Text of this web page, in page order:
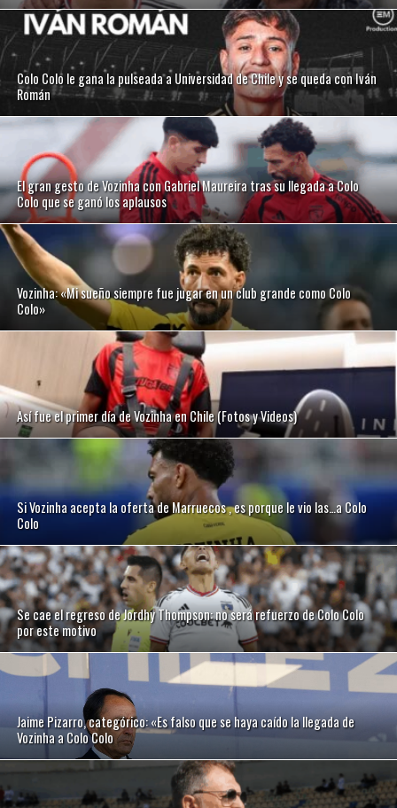
Colo Colo le gana la pulseada a Universidad de Chile y se queda con Iván
Román
El gran gesto de Vozinha con Gabriel Maureira tras su llegada a Colo
Colo que se ganó los aplausos
Vozinha: «Mi sueño siempre fue jugar en un club grande como Colo
Colo»
Así fue el primer día de Vozinha en Chile (Fotos y Videos)
Si Vozinha acepta la oferta de Marruecos , es porque le vio las…a Colo
Colo
Se cae el regreso de Jordhy Thompson: no será refuerzo de Colo Colo
por este motivo
Jaime Pizarro, categórico: «Es falso que se haya caído la llegada de
Vozinha a Colo Colo